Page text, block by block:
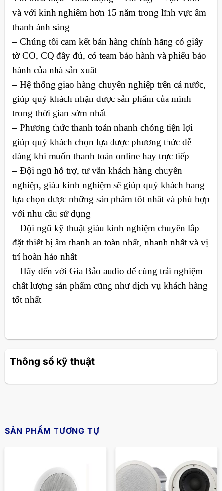
và với kinh nghiêm hơn 15 năm trong lĩnh vực âm
thanh ánh sáng
– Chúng tôi cam kết bán hàng chính hãng có giấy
tờ CO, CQ đầy đủ, có team bảo hành và phiếu bảo
hành của nhà sản xuât
– Hệ thống giao hàng chuyên nghiệp trên cả nước,
giúp quý khách nhận được sản phẩm của mình
trong thời gian sớm nhất
– Phương thức thanh toán nhanh chóng tiện lợi
giúp quý khách chọn lựa được phương thức dễ
dàng khi muốn thanh toán online hay trực tiếp
– Đội ngũ hỗ trợ, tư vẫn khách hàng chuyên
nghiệp, giàu kinh nghiệm sẽ giúp quý khách hang
lựa chọn được những sản phẩm tốt nhất và phù hợp
với nhu cầu sử dụng
– Đội ngũ kỹ thuật giàu kinh nghiệm chuyên lắp
đặt thiết bị âm thanh an toàn nhất, nhanh nhất và vị
trí hoàn hảo nhất
– Hãy đến với Gia Bảo audio để cùng trải nghiệm
chất lượng sản phẩm cũng như dịch vụ khách hàng
tốt nhất
Thông số kỹ thuật
SẢN PHẨM TƯƠNG TỰ